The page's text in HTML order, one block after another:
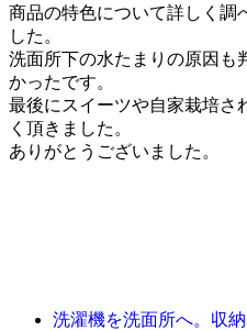
商品の特色について詳しく調
した。
洗面所下の水たまりの原因も
かったです。
最後にスイーツや自家栽培さ
く頂きました。
ありがとうございました。
洗濯機を洗面所へ。収